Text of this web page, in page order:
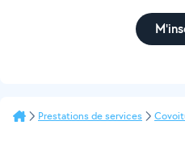
Prestations de services